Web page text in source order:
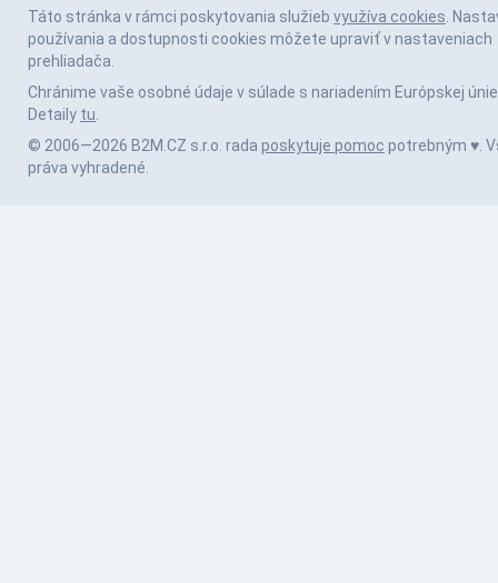
Táto stránka v rámci poskytovania služieb využíva cookies.
používania a dostupnosti cookies môžete upraviť v nastaveniach
prehliadača.
Chránime vaše osobné údaje v súlade s nariadením Európskej únie
Detaily tu.
© 2006—2026 B2M.CZ s.r.o. rada poskytuje pomoc potrebným ♥️.
práva vyhradené.